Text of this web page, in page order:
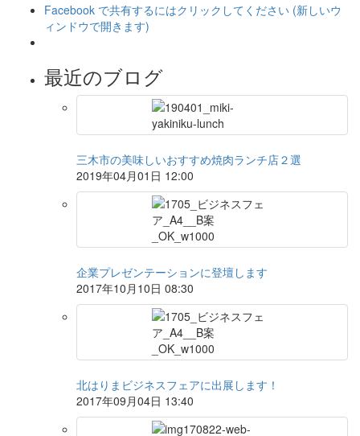
Facebook で共有するにはクリックしてください (新しいウ
ィンドウで開きます)
最近のブログ
三木市の美味しいおすすめ焼肉ランチ店２選
2019年04月01日 12:00
企業プレゼンテーションに登壇します
2017年10月10日 08:30
北はりまビジネスフェアに出展します！
2017年09月04日 13:40